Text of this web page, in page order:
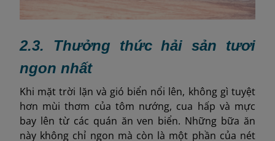
2.3. Thưởng thức hải sản tươi
ngon nhất
Khi mặt trời lặn và gió biển nổi lên, không gì tuyệt
hơn mùi thơm của tôm nướng, cua hấp và mực
bay lên từ các quán ăn ven biển. Những bữa ăn
này không chỉ ngon mà còn là một phần của nét